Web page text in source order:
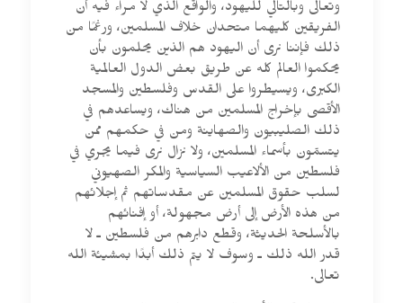
وتعالى وبالتالي لليهود، والواقع الذي لا مراء فيه أن
الفريقين كليهما متحدان خلاف المسلمين، ورغمًا من
ذلك فإننا نرى أن اليهود هم الذين يحلمون بأن
يحكموا العالم كله عن طريق بعض الدول العالمية
الكبرى، ويسيطروا على القدس وفلسطين والمسجد
الأقصى بإخراج المسلمين من هناك، ويساعدهم في
ذلك الصليبيون والصهاينة ومن في حكمهم ممن
يتسمّون بأسماء المسلمين، ولا نزال نرى فيما يجري في
فلسطين من الألاعيب السياسية والمكر الصهيوني
لسلب حقوق المسلمين عن مقدساتهم ثم إجلائهم
من هذه الأرض إلى أرض مجهولة، أو إفنائهم
بالأسلحة الحديثة، وقطع دابرهم من فلسطين ـ لا
قدر الله ذلك ـ وسوف لا يتم ذلك أبدًا بمشيئة الله
تعالى.